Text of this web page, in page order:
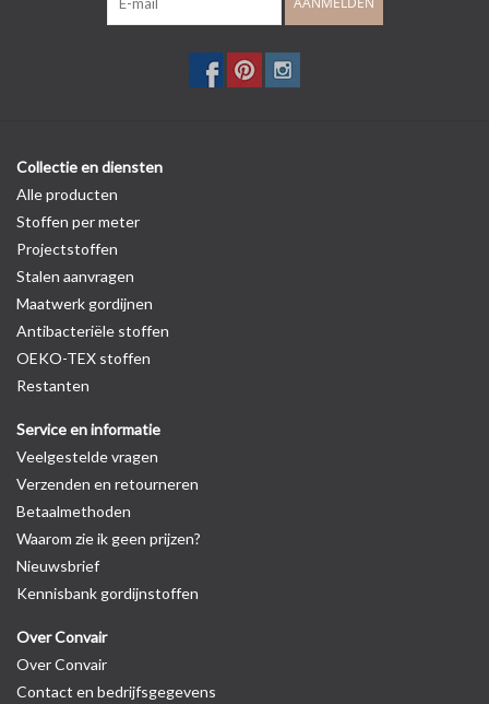
Collectie en diensten
Alle producten
Stoffen per meter
Projectstoffen
Stalen aanvragen
Maatwerk gordijnen
Antibacteriële stoffen
OEKO-TEX stoffen
Restanten
Service en informatie
Veelgestelde vragen
Verzenden en retourneren
Betaalmethoden
Waarom zie ik geen prijzen?
Nieuwsbrief
Kennisbank gordijnstoffen
Over Convair
Over Convair
Contact en bedrijfsgegevens